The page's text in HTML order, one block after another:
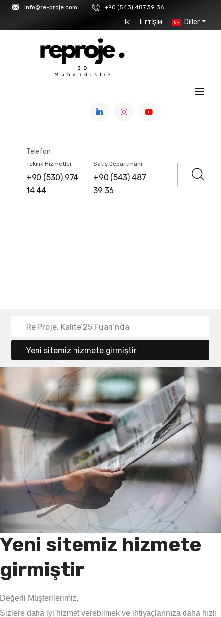
info@re-proje.com +90 (543) 487 39 36
İK İLETIŞIM Diller
Telefon
Teknik Hizmetler
+90 (530) 974
14 44
Satış Departmanı
+90 (543) 487
39 36
Yeni Sitemiz Hizmete
Girmiştir
Re Proje, Kalite’25 Fuarı’nda
Yeni sitemiz hizmete girmiştir
Yeni sitemiz hizmete
girmiştir
Değerli Müşterilerimiz,
Sizlere daha iyi hizmet verebilmek ve ihtiyaçlarınıza daha hızlı